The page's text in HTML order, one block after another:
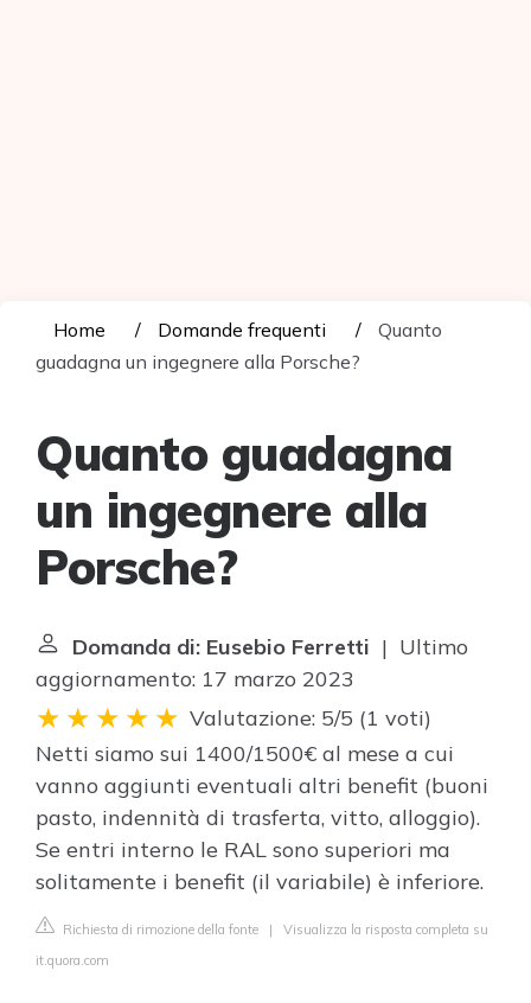
Home Domande frequenti
Quanto
guadagna un ingegnere alla Porsche?
Quanto guadagna
un ingegnere alla
Porsche?
Domanda di: Eusebio Ferretti | Ultimo
aggiornamento: 17 marzo 2023
Valutazione: 5/5 (1 voti)
Netti siamo sui 1400/1500€ al mese a cui
vanno aggiunti eventuali altri benefit (buoni
pasto, indennità di trasferta, vitto, alloggio).
Se entri interno le RAL sono superiori ma
solitamente i benefit (il variabile) è inferiore.
Richiesta di rimozione della fonte | Visualizza la risposta completa su
it.quora.com